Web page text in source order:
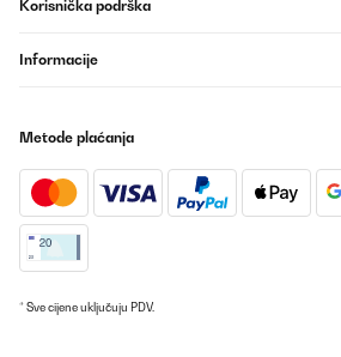
perfekte Mini-Fridge – mein Red Bull war
Amazon-Benutzer
Sieht gut aus, die gewünschte Gradzahl
es geht viel mehr rein als in einen
Korisnička podrška
Informacije
Metode plaćanja
* Sve cijene uključuju PDV.